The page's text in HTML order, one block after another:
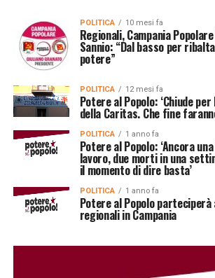
POLITICA 10 mesi fa
Regionali, Campania
Sannio: “Dal basso per
potere”
POLITICA 12 mesi fa
Potere al Popolo: ‘Chiude
della Caritas. Che fine
POLITICA 1 anno fa
Potere al Popolo: ‘Ancora
lavoro, due morti in una
il momento di dire basta’
POLITICA 1 anno fa
Potere al Popolo parteciperà
regionali in Campania